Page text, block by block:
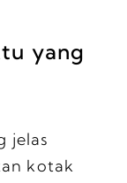
yang
jelas
kotak